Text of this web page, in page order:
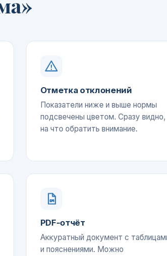
Отметка отклонений
Показатели ниже и выше нормы
подсвечены цветом. Сразу видно,
на что обратить внимание.
PDF-отчёт
Аккуратный документ с
и пояснениями. Можно